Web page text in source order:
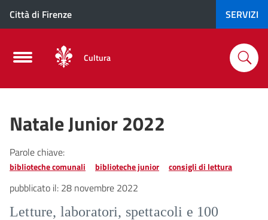
Città di Firenze SERVIZI
Cultura
Natale Junior 2022
Parole chiave:
biblioteche comunali biblioteche junior consigli di lettura
pubblicato il: 28 novembre 2022
Letture, laboratori, spettacoli e 100